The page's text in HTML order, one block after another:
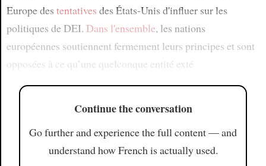
Europe des tentatives des États-Unis d'influer sur les
politiques de DEI. Dans l'ensemble, les nations
européennes soutiennent fermement leurs principes et sont
opposées à ce qu’une quelconque entité exté
Continue the conversation
Go further and experience the full content — and
understand how French is actually used.